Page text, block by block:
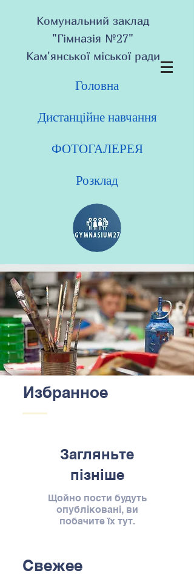
Комунальний заклад
"Гімназія №27"
Кам'янської міської ради
Головна
Дистанційне навчання
ФОТОГАЛЕРЕЯ
Розклад
Избранное
Загляньте
пізніше
Щойно пости будуть
опубліковані, ви
побачите їх тут.
Свежее